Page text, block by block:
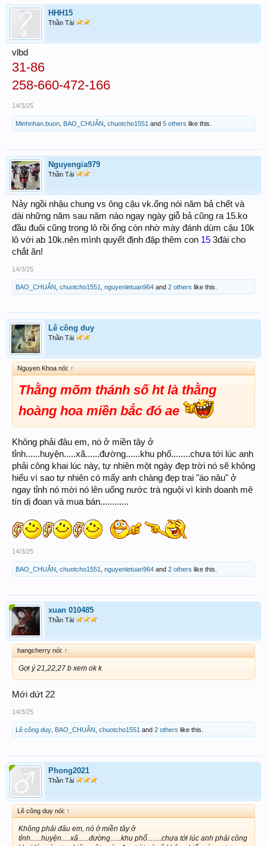
HHH15
Thần Tài
vlbd
31-86
258-660-472-166
14/3/25
Minhnhan.buon BAO_CHUẨN chuotcho1551 and 5 others like this.
Nguyengia979
Thần Tài
Nảy ngồi nhậu chung vs ông cậu vk.ổng nói năm bả chết và
dài những năm sau năm nào ngay ngày giỗ bả cũng ra 15.ko
đầu đuôi cũng trong lô rồi ổng còn nhờ mày đánh dùm cậu 10k
lô với ab 10k.nên mình quyết định đập thêm con 15 3đài cho
chắt ăn!
14/3/25
BAO_CHUẨN chuotcho1551 nguyenletuan964 and 2 others like this.
Lê công duy
Thần Tài
Nguyen Khoa nói: ↑
Thằng mõm thánh số ht là thằng
hoàng hoa miền bắc đó ae
Không phải đâu em, nó ở miền tây ở
tỉnh......huyện.....xã......đường......khu phố........chưa tới lúc anh
phải công khai lúc này, tự nhiên một ngày đẹp trời nó sẽ không
hiểu vì sao tự nhiên có mấy anh chàng đẹp trai "áo nâu" ở
ngay tỉnh nó mời nó lên uống nước trà nguội vì kinh doanh mê
tín dị đoan và mua bán............
14/3/25
BAO_CHUẨN chuotcho1551 nguyenletuan964 and 2 others like this.
xuan 010485
Thần Tài
hangcherry nói: ↑
Gợi ý 21,22,27 b xem ok k
Mới dứt 22
14/3/25
Lê công duy BAO_CHUẨN chuotcho1551 and 2 others like this.
Phong2021
Thần Tài
Lê công duy nói: ↑
Không phải đâu em, nó ở miền tây ở
tỉnh......huyện.....xã......đường......khu phố........chưa tới lúc anh phải công